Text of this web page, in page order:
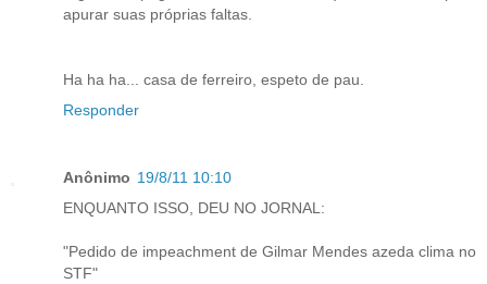
apurar suas próprias faltas.
Ha ha ha... casa de ferreiro, espeto de pau.
Responder
Anônimo 19/8/11 10:10
ENQUANTO ISSO, DEU NO JORNAL:
"Pedido de impeachment de Gilmar Mendes azeda clima no
STF"